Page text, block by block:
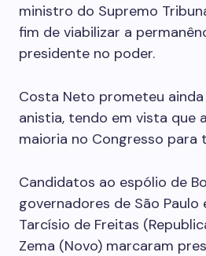
ministro do Supremo
fim de viabilizar a
presidente no poder.
Costa Neto prometeu
anistia, tendo em vista que
maioria no Congresso para
Candidatos ao espólio de
governadores de São Paulo
Tarcísio de Freitas
Zema (Novo) marcaram